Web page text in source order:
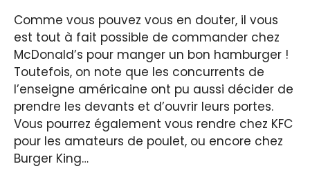
Comme vous pouvez vous en douter, il vous
est tout à fait possible de commander chez
McDonald’s pour manger un bon hamburger !
Toutefois, on note que les concurrents de
l’enseigne américaine ont pu aussi décider de
prendre les devants et d’ouvrir leurs portes.
Vous pourrez également vous rendre chez KFC
pour les amateurs de poulet, ou encore chez
Burger King…